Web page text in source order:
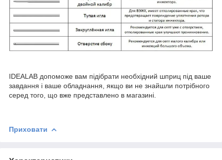
IDEALAB допоможе вам підібрати необхідний шприц під ваше
завдання і ваше обладнання, якщо ви не знайшли потрібного
серед того, що вже представлено в магазині.
Приховати